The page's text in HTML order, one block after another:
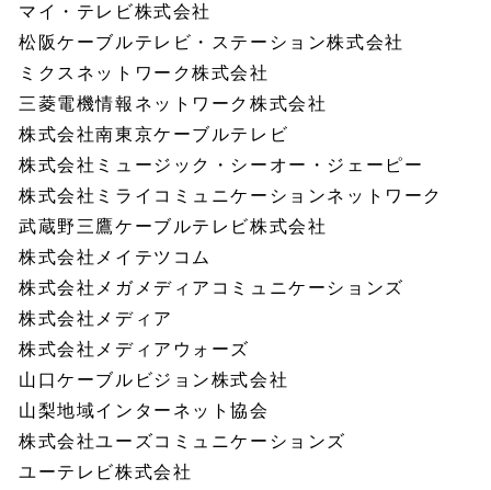
マイ・テレビ株式会社
松阪ケーブルテレビ・ステーション株式会社
ミクスネットワーク株式会社
三菱電機情報ネットワーク株式会社
株式会社南東京ケーブルテレビ
株式会社ミュージック・シーオー・ジェーピー
株式会社ミライコミュニケーションネットワーク
武蔵野三鷹ケーブルテレビ株式会社
株式会社メイテツコム
株式会社メガメディアコミュニケーションズ
株式会社メディア
株式会社メディアウォーズ
山口ケーブルビジョン株式会社
山梨地域インターネット協会
株式会社ユーズコミュニケーションズ
ユーテレビ株式会社